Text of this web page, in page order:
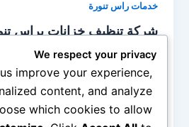
خدمات راس تنورة
شركة تنظيف خزانات براس
0545690779
admin
/مايو 19, 2020
شركة تنظيف خزانات براس تنورة
شك فيه أنه قد اصبح وجود الخزانات
We respect your privacy
improve your experience,
content, and analyze
which cookies to allow